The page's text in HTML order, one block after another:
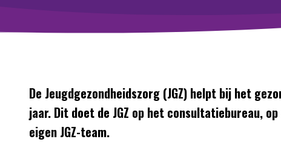
De Jeugdgezondheidszorg (JGZ) helpt bij het
jaar. Dit doet de JGZ op het consultatiebureau,
eigen JGZ-team.